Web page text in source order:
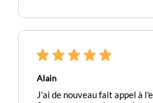
Alain
J'ai de nouveau fait appel à